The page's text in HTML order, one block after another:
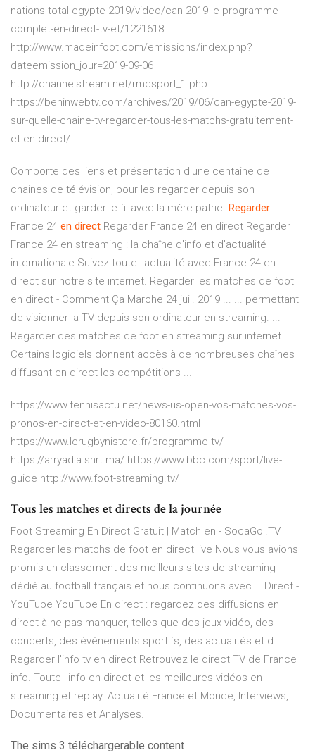
nations-total-egypte-2019/video/can-2019-le-programme-
complet-en-direct-tv-et/1221618
http://www.madeinfoot.com/emissions/index.php?
dateemission_jour=2019-09-06
http://channelstream.net/rmcsport_1.php
https://beninwebtv.com/archives/2019/06/can-egypte-2019-
sur-quelle-chaine-tv-regarder-tous-les-matchs-gratuitement-
et-en-direct/
Comporte des liens et présentation d'une centaine de
chaines de télévision, pour les regarder depuis son
ordinateur et garder le fil avec la mère patrie. Regarder
France 24 en direct Regarder France 24 en direct Regarder
France 24 en streaming : la chaîne d'info et d'actualité
internationale Suivez toute l'actualité avec France 24 en
direct sur notre site internet. Regarder les matches de foot
en direct - Comment Ça Marche 24 juil. 2019 ... ... permettant
de visionner la TV depuis son ordinateur en streaming. ...
Regarder des matches de foot en streaming sur internet ...
Certains logiciels donnent accès à de nombreuses chaînes
diffusant en direct les compétitions ...
https://www.tennisactu.net/news-us-open-vos-matches-vos-
pronos-en-direct-et-en-video-80160.html
https://www.lerugbynistere.fr/programme-tv/
https://arryadia.snrt.ma/ https://www.bbc.com/sport/live-
guide http://www.foot-streaming.tv/
Tous les matches et directs de la journée
Foot Streaming En Direct Gratuit | Match en - SocaGol.TV
Regarder les matchs de foot en direct live Nous vous avions
promis un classement des meilleurs sites de streaming
dédié au football français et nous continuons avec … Direct -
YouTube YouTube En direct : regardez des diffusions en
direct à ne pas manquer, telles que des jeux vidéo, des
concerts, des événements sportifs, des actualités et d...
Regarder l'info tv en direct Retrouvez le direct TV de France
info. Toute l'info en direct et les meilleures vidéos en
streaming et replay. Actualité France et Monde, Interviews,
Documentaires et Analyses.
The sims 3 téléchargerable content